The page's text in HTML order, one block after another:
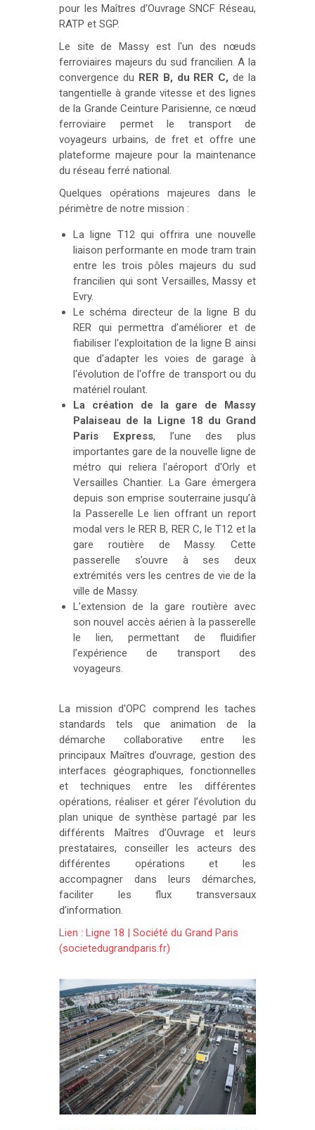
pour les Maîtres d’Ouvrage SNCF Réseau,
RATP et SGP.
Le site de Massy est l'un des nœuds
ferroviaires majeurs du sud francilien. A la
convergence du RER B, du RER C, de la
tangentielle à grande vitesse et des lignes
de la Grande Ceinture Parisienne, ce nœud
ferroviaire permet le transport de
voyageurs urbains, de fret et offre une
plateforme majeure pour la maintenance
du réseau ferré national.
Quelques opérations majeures dans le
périmètre de notre mission :
La ligne T12 qui offrira une nouvelle
liaison performante en mode tram train
entre les trois pôles majeurs du sud
francilien qui sont Versailles, Massy et
Evry.
Le schéma directeur de la ligne B du
RER qui permettra d’améliorer et de
fiabiliser l'exploitation de la ligne B ainsi
que d'adapter les voies de garage à
l'évolution de l'offre de transport ou du
matériel roulant.
La création de la gare de Massy
Palaiseau de la Ligne 18 du Grand
Paris Express, l’une des plus
importantes gare de la nouvelle ligne de
métro qui reliera l'aéroport d'Orly et
Versailles Chantier. La Gare émergera
depuis son emprise souterraine jusqu’à
la Passerelle Le lien offrant un report
modal vers le RER B, RER C, le T12 et la
gare routière de Massy. Cette
passerelle s’ouvre à ses deux
extrémités vers les centres de vie de la
ville de Massy.
L’extension de la gare routière avec
son nouvel accès aérien à la passerelle
le lien, permettant de fluidifier
l’expérience de transport des
voyageurs.
La mission d'OPC comprend les taches
standards tels que animation de la
démarche collaborative entre les
principaux Maîtres d’ouvrage, gestion des
interfaces géographiques, fonctionnelles
et techniques entre les différentes
opérations, réaliser et gérer l’évolution du
plan unique de synthèse partagé par les
différents Maîtres d’Ouvrage et leurs
prestataires, conseiller les acteurs des
différentes opérations et les
accompagner dans leurs démarches,
faciliter les flux transversaux
d’information.
Lien : Ligne 18 | Société du Grand Paris
(societedugrandparis.fr)